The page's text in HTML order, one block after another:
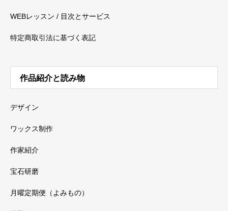
WEBレッスン / 目次とサービス
特定商取引法に基づく表記
作品紹介と読み物
デザイン
ワックス制作
作家紹介
宝石研磨
月曜定期便（よみもの）